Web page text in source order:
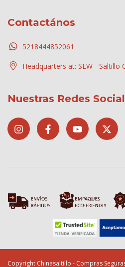
Contactános
5218444852061
Headquarters at: SLW - Saltillo
Nuestras Redes
Copyright Chinasaltillo - Compras